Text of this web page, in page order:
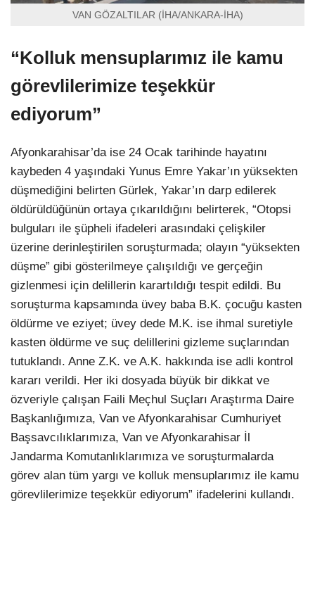
VAN GÖZALTILAR (İHA/ANKARA-İHA)
“Kolluk mensuplarımız ile kamu
görevlilerimize teşekkür
ediyorum”
Afyonkarahisar’da ise 24 Ocak tarihinde hayatını
kaybeden 4 yaşındaki Yunus Emre Yakar’ın yüksekten
düşmediğini belirten Gürlek, Yakar’ın darp edilerek
öldürüldüğünün ortaya çıkarıldığını belirterek, “Otopsi
bulguları ile şüpheli ifadeleri arasındaki çelişkiler
üzerine derinleştirilen soruşturmada; olayın “yüksekten
düşme” gibi gösterilmeye çalışıldığı ve gerçeğin
gizlenmesi için delillerin karartıldığı tespit edildi. Bu
soruşturma kapsamında üvey baba B.K. çocuğu kasten
öldürme ve eziyet; üvey dede M.K. ise ihmal suretiyle
kasten öldürme ve suç delillerini gizleme suçlarından
tutuklandı. Anne Z.K. ve A.K. hakkında ise adli kontrol
kararı verildi. Her iki dosyada büyük bir dikkat ve
özveriyle çalışan Faili Meçhul Suçları Araştırma Daire
Başkanlığımıza, Van ve Afyonkarahisar Cumhuriyet
Başsavcılıklarımıza, Van ve Afyonkarahisar İl
Jandarma Komutanlıklarımıza ve soruşturmalarda
görev alan tüm yargı ve kolluk mensuplarımız ile kamu
görevlilerimize teşekkür ediyorum” ifadelerini kullandı.